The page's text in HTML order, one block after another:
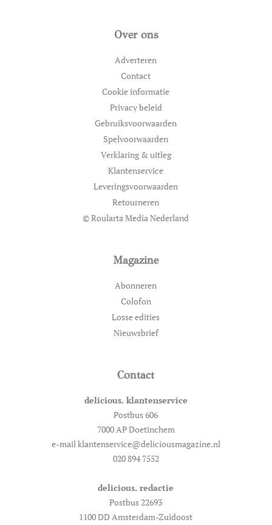
Over ons
Adverteren
Contact
Cookie informatie
Privacy beleid
Gebruiksvoorwaarden
Spelvoorwaarden
Verklaring & uitleg
Klantenservice
Leveringsvoorwaarden
Retourneren
© Roularta Media Nederland
Magazine
Abonneren
Colofon
Losse edities
Nieuwsbrief
Contact
delicious. klantenservice
Postbus 606
7000 AP Doetinchem
e-mail klantenservice@deliciousmagazine.nl
020 894 7552
delicious. redactie
Postbus 22693
1100 DD Amsterdam-Zuidoost